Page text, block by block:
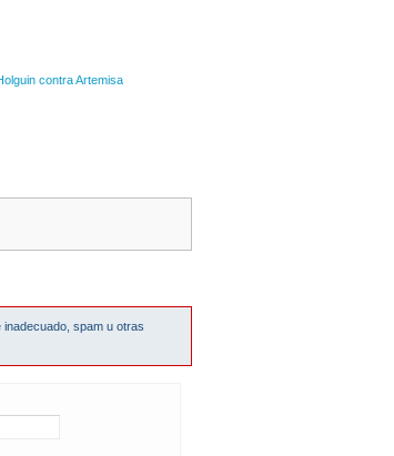
contra Artemisa
spam u otras